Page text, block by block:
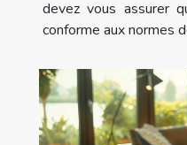
devez vous assurer
conforme aux normes